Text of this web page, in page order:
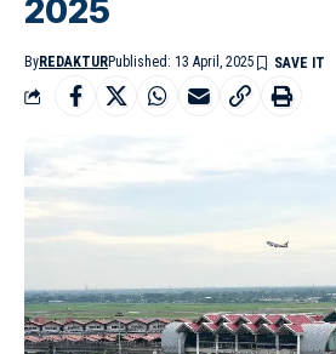
2025
ByREDAKTURPublished: 13 April, 2025